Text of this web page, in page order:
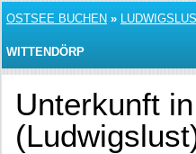
OSTSEE BUCHEN »
WITTENDÖRP
Unterkunft